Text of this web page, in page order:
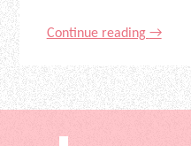
Continue reading →